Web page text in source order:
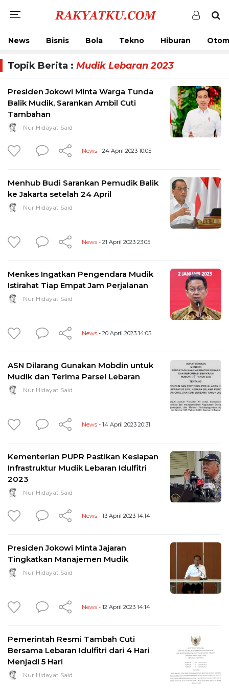
News Bisnis Bola Tekno Hiburan
Topik Berita : Mudik Lebaran 2023
Presiden Jokowi Minta Warga Tunda
Balik Mudik, Sarankan Ambil Cuti
Tambahan
Nur Hidayat Said
News - 24 April 2023 10:05
Menhub Budi Sarankan Pemudik Balik
ke Jakarta setelah 24 April
Nur Hidayat Said
News - 21 April 2023 23:05
Menkes Ingatkan Pengendara Mudik
Istirahat Tiap Empat Jam Perjalanan
Nur Hidayat Said
News - 20 April 2023 14:05
ASN Dilarang Gunakan Mobdin untuk
Mudik dan Terima Parsel Lebaran
Nur Hidayat Said
News - 14 April 2023 20:31
Kementerian PUPR Pastikan Kesiapan
Infrastruktur Mudik Lebaran Idulfitri
2023
Nur Hidayat Said
News - 13 April 2023 14:14
Presiden Jokowi Minta Jajaran
Tingkatkan Manajemen Mudik
Nur Hidayat Said
News - 12 April 2023 14:14
Pemerintah Resmi Tambah Cuti
Bersama Lebaran Idulfitri dari 4 Hari
Menjadi 5 Hari
Nur Hidayat Said